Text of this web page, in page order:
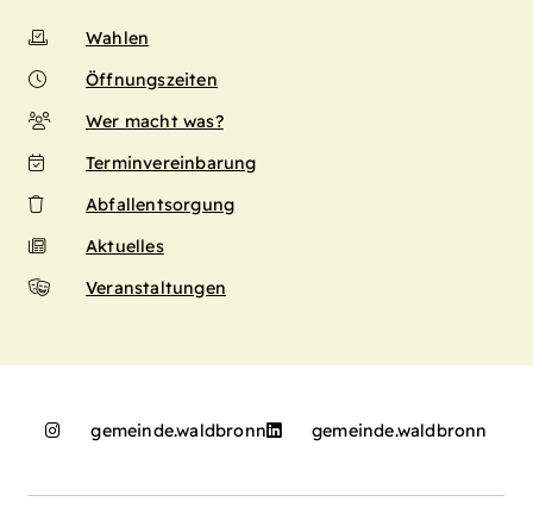
Wahlen
Öffnungszeiten
Wer macht was?
Terminvereinbarung
Abfallentsorgung
Aktuelles
Veranstaltungen
gemeinde.waldbronn gemeinde.waldbronn